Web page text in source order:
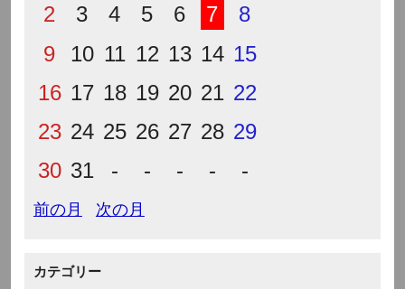
2
3 4 5 6 7
8
9
10 11 12 13 14 15
16 17 18 19 20 21 22
23 24 25 26 27 28 29
30 31 - - - - -
前の月 次の月
カテゴリー